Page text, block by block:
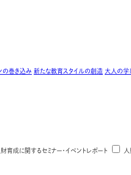
の巻き込み 新たな教育スタイルの創造 大人の学
財育成に関するセミナー・イベントレポート